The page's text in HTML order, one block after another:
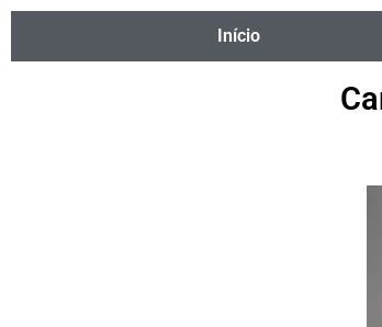
Início